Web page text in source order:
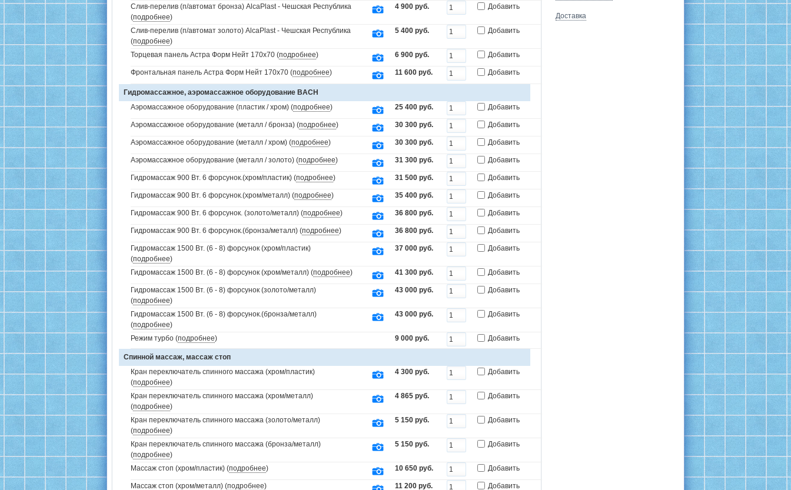
Слив-перелив (п/автомат бронза) AlcaPlast - Чешская Республика
(подробнее)
4 900 руб. Добавить
Слив-перелив (п/автомат золото) AlcaPlast - Чешская Республика
(подробнее)
5 400 руб. Добавить
Торцевая панель Астра Форм Нейт 170х70 (подробнее) 6 900 руб. Добавить
Фронтальная панель Астра Форм Нейт 170х70 (подробнее) 11 600 руб. Добавить
Гидромассажное, аэромассажное оборудование BACH
Аэромассажное оборудование (пластик / хром) (подробнее) 25 400 руб. Добавить
Аэромассажное оборудование (металл / бронза) (подробнее) 30 300 руб. Добавить
Аэромассажное оборудование (металл / хром) (подробнее) 30 300 руб. Добавить
Аэромассажное оборудование (металл / золото) (подробнее) 31 300 руб. Добавить
Гидромассаж 900 Вт. 6 форсунок.(хром/пластик) (подробнее) 31 500 руб. Добавить
Гидромассаж 900 Вт. 6 форсунок.(хром/металл) (подробнее) 35 400 руб. Добавить
Гидромассаж 900 Вт. 6 форсунок. (золото/металл) (подробнее) 36 800 руб. Добавить
Гидромассаж 900 Вт. 6 форсунок.(бронза/металл) (подробнее) 36 800 руб. Добавить
Гидромассаж 1500 Вт. (6 - 8) форсунок (хром/пластик)
(подробнее)
37 000 руб. Добавить
Гидромассаж 1500 Вт. (6 - 8) форсунок (хром/металл) (подробнее) 41 300 руб. Добавить
Гидромассаж 1500 Вт. (6 - 8) форсунок (золото/металл)
(подробнее)
43 000 руб. Добавить
Гидромассаж 1500 Вт. (6 - 8) форсунок.(бронза/металл)
(подробнее)
43 000 руб. Добавить
Режим турбо (подробнее) 9 000 руб. Добавить
Спинной массаж, массаж стоп
Кран переключатель спинного массажа (хром/пластик)
(подробнее)
4 300 руб. Добавить
Кран переключатель спинного массажа (хром/металл)
(подробнее)
4 865 руб. Добавить
Кран переключатель спинного массажа (золото/металл)
(подробнее)
5 150 руб. Добавить
Кран переключатель спинного массажа (бронза/металл)
(подробнее)
5 150 руб. Добавить
Массаж стоп (хром/пластик) (подробнее) 10 650 руб. Добавить
Массаж стоп (хром/металл) (подробнее) 11 200 руб. Добавить
Доставка